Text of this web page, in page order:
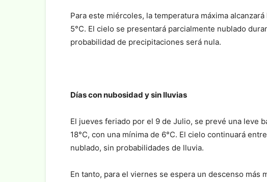
Para este miércoles, la temperatura máxima
5°C. El cielo se presentará parcialmente nublado
probabilidad de precipitaciones será nula.
Días con nubosidad y sin lluvias
El jueves feriado por el 9 de Julio, se prevé una leve
18°C, con una mínima de 6°C. El cielo continuará
nublado, sin probabilidades de lluvia.
En tanto, para el viernes se espera un descenso más